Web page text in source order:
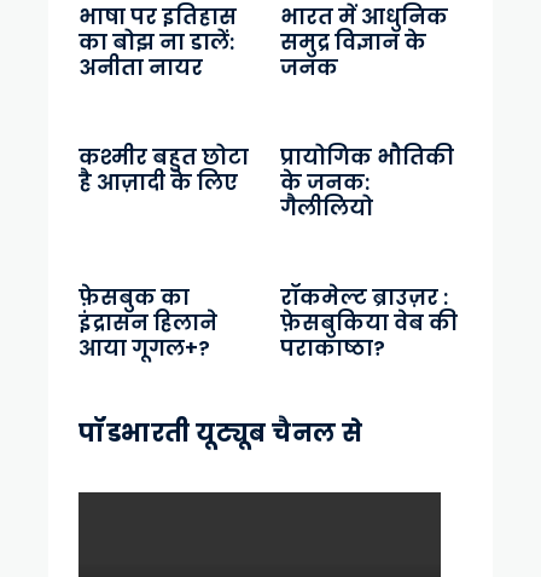
भाषा पर इतिहास
का बोझ ना डालें:
अनीता नायर
भारत में आधुनिक
समुद्र विज्ञान के
जनक
कश्मीर बहुत छोटा
है आज़ादी के लिए
प्रायोगिक भौतिकी
के जनक:
गैलीलियो
फ़ेसबुक का
इंद्रासन हिलाने
आया गूगल+?
रॉकमेल्ट ब्राउज़र :
फ़ेसबुकिया वेब की
पराकाष्ठा?
पॉडभारती यूट्यूब चैनल से